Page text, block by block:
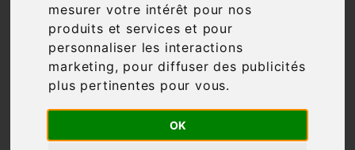
mesurer votre intérêt pour nos
produits et services et pour
personnaliser les interactions
marketing, pour diffuser des publicités
plus pertinentes pour vous.
OK
Pertinence 